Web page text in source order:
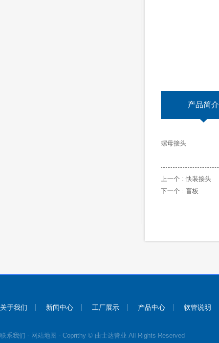
产品简介
螺母接头
上一个 : 快装接头
下一个 : 盲板
关于我们 新闻中心 工厂展示 产品中心 软管说明
联系我们 - 网站地图 - Coprithy © 曲士达管业 All Rights Reserved